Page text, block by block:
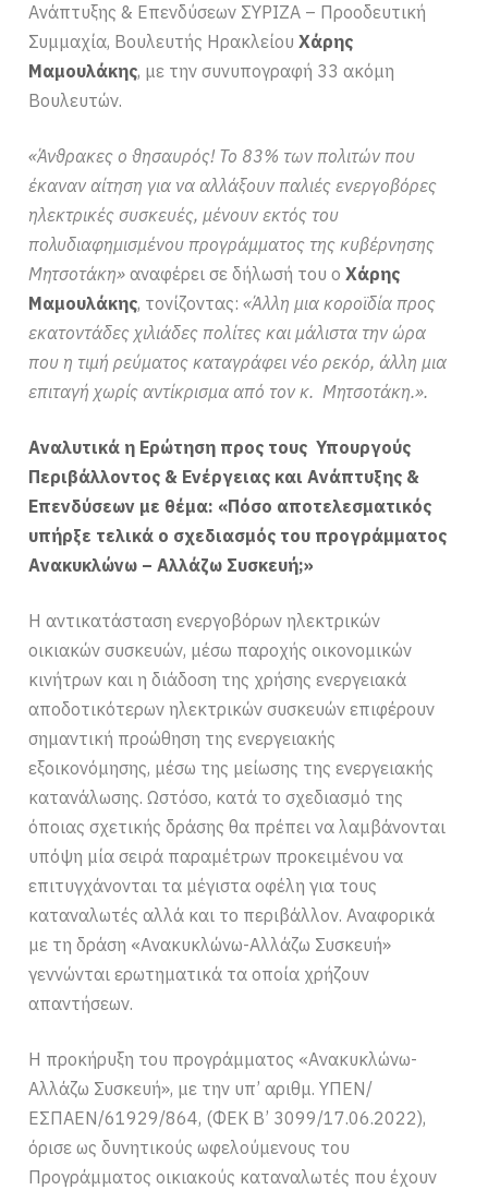
Ανάπτυξης & Επενδύσεων ΣΥΡΙΖΑ – Προοδευτική
Συμμαχία, Βουλευτής ΗρακλείουΧάρης
Μαμουλάκης, με την συνυπογραφή 33 ακόμη
Βουλευτών.
«Άνθρακες ο θησαυρός! Το 83% των πολιτών που
έκαναν αίτηση για να αλλάξουν παλιές ενεργοβόρες
ηλεκτρικές συσκευές, μένουν εκτός του
πολυδιαφημισμένου προγράμματος της κυβέρνησης
Μητσοτάκη» αναφέρει σε δήλωσή του οΧάρης
Μαμουλάκης, τονίζοντας:«Άλλη μια κοροϊδία προς
εκατοντάδες χιλιάδες πολίτες και μάλιστα την ώρα
που η τιμή ρεύματος καταγράφει νέο ρεκόρ, άλλη μια
επιταγή χωρίς αντίκρισμα από τον κ. Μητσοτάκη.».
Αναλυτικά η Ερώτηση προς τους Υπουργούς
Περιβάλλοντος & Ενέργειας και Ανάπτυξης &
Επενδύσεων με θέμα: «Πόσο αποτελεσματικός
υπήρξε τελικά ο σχεδιασμός του προγράμματος
Ανακυκλώνω – Αλλάζω Συσκευή;»
Η αντικατάσταση ενεργοβόρων ηλεκτρικών
οικιακών συσκευών, μέσω παροχής οικονομικών
κινήτρων και η διάδοση της χρήσης ενεργειακά
αποδοτικότερων ηλεκτρικών συσκευών επιφέρουν
σημαντική προώθηση της ενεργειακής
εξοικονόμησης, μέσω της μείωσης της ενεργειακής
κατανάλωσης. Ωστόσο, κατά το σχεδιασμό της
όποιας σχετικής δράσης θα πρέπει να λαμβάνονται
υπόψη μία σειρά παραμέτρων προκειμένου να
επιτυγχάνονται τα μέγιστα οφέλη για τους
καταναλωτές αλλά και το περιβάλλον. Αναφορικά
με τη δράση «Ανακυκλώνω-Αλλάζω Συσκευή»
γεννώνται ερωτηματικά τα οποία χρήζουν
απαντήσεων.
Η προκήρυξη του προγράμματος «Ανακυκλώνω-
Αλλάζω Συσκευή», με την υπ’ αριθμ. ΥΠΕΝ/
ΕΣΠΑΕΝ/61929/864, (ΦΕΚ Β’ 3099/17.06.2022),
όρισε ως δυνητικούς ωφελούμενους του
Προγράμματος οικιακούς καταναλωτές που έχουν